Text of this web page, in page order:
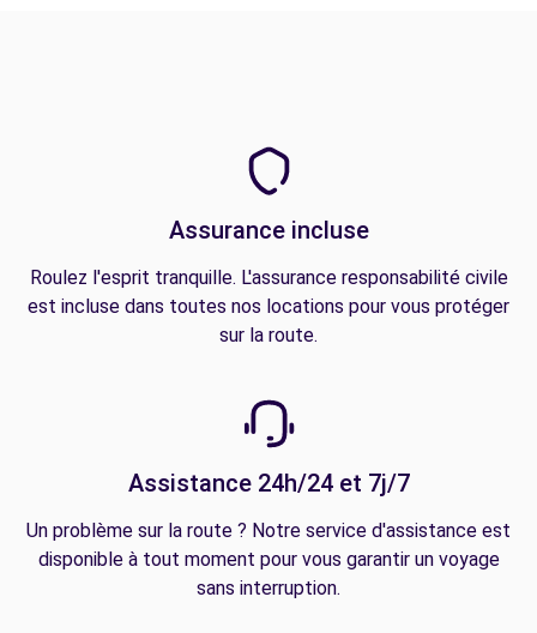
Assurance incluse
Roulez l'esprit tranquille. L'assurance responsabilité civile
est incluse dans toutes nos locations pour vous protéger
sur la route.
Assistance 24h/24 et 7j/7
Un problème sur la route ? Notre service d'assistance est
disponible à tout moment pour vous garantir un voyage
sans interruption.